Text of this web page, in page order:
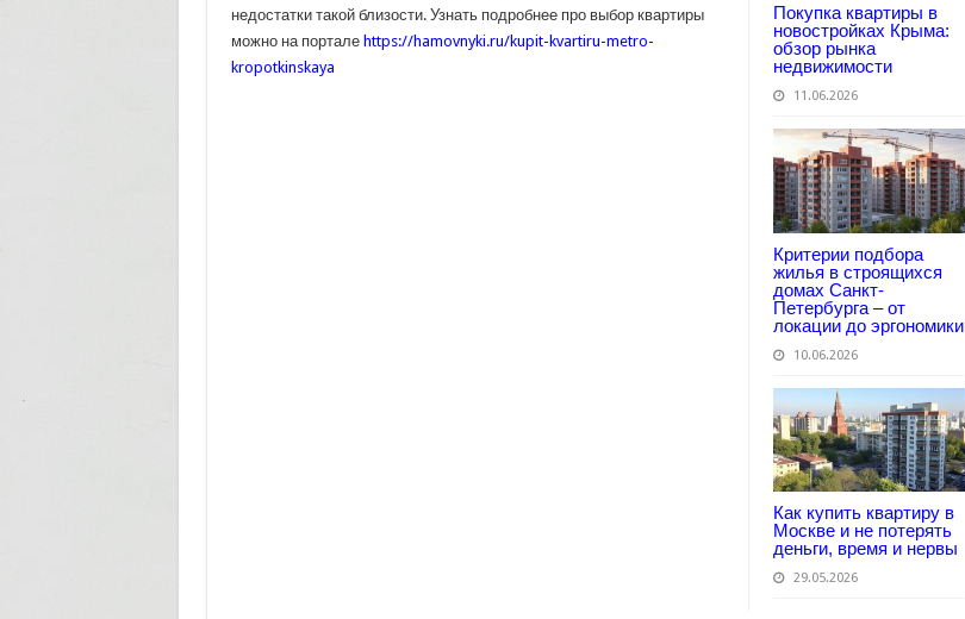
Покупка квартиры в
новостройках Крыма:
обзор рынка
недвижимости
11.06.2026
Критерии подбора
жилья в строящихся
домах Санкт-
Петербурга – от
локации до эргономики
10.06.2026
Как купить квартиру в
Москве и не потерять
деньги, время и нервы
29.05.2026
недостатки такой близости. Узнать подробнее про выбор квартиры
можно на портале https://hamovnyki.ru/kupit-kvartiru-metro-
kropotkinskaya